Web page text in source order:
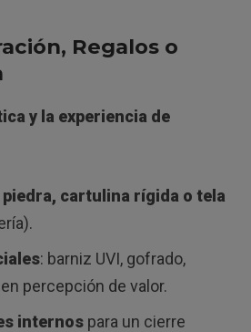
Regalos o
y la experiencia de
cartulina rígida o tela
: barniz UVI, gofrado,
percepción de valor.
internospara un cierre